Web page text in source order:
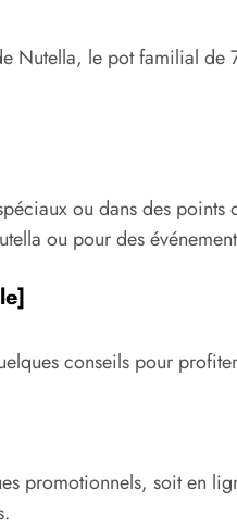
Nutella, le pot familial
ou dans des
ou pour des
conseils pour
promotionnels, soit en